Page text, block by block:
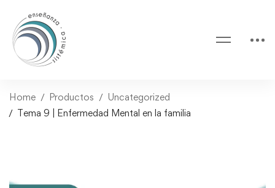
Home Productos
Uncategorized
Tema 9 | Enfermedad Mental en la familia